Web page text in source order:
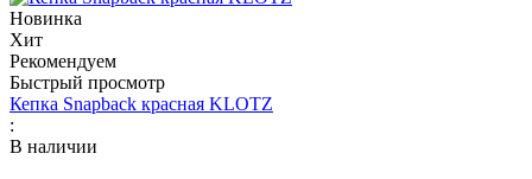
Новинка
Хит
Рекомендуем
Быстрый просмотр
Кепка Snapback красная KLOTZ
:
В наличии